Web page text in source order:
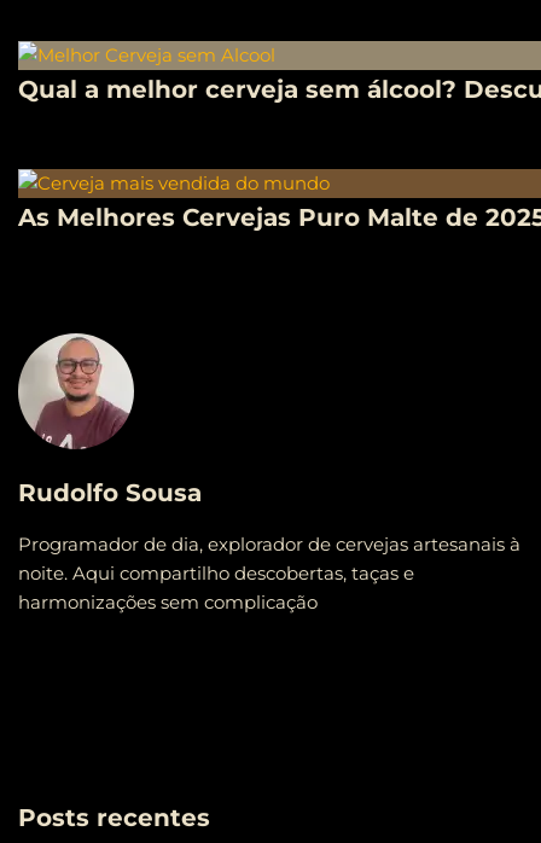
Qual a melhor cerveja sem álcool?
As Melhores Cervejas Puro Malte de
Rudolfo Sousa
Programador de dia, explorador de cervejas artesanais à
noite. Aqui compartilho descobertas, taças e
harmonizações sem complicação
Posts recentes